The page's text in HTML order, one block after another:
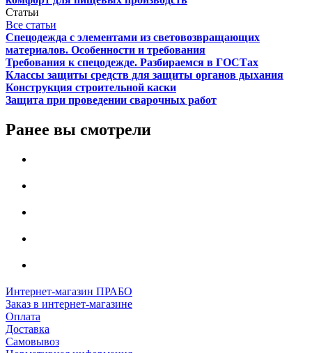
Статьи
Все статьи
Спецодежда с элементами из световозвращающих
материалов. Особенности и требования
Требования к спецодежде. Разбираемся в ГОСТах
Классы защиты средств для защиты органов дыхания
Конструкция строительной каски
Защита при проведении сварочных работ
Ранее вы смотрели
Интернет-магазин ПРАБО
Заказ в интернет-магазине
Оплата
Доставка
Самовывоз